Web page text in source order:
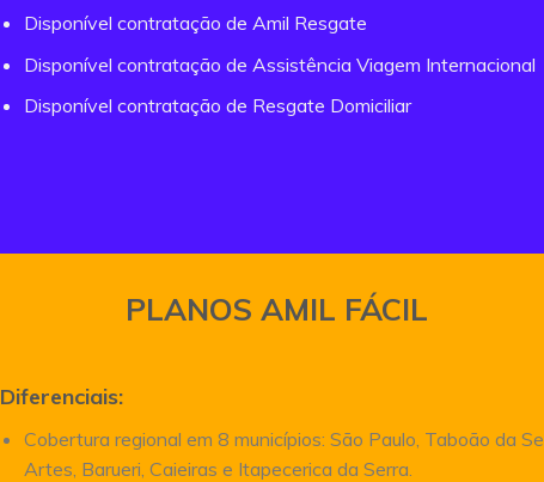
Disponível contratação de Amil Resgate
Disponível contratação de Assistência Viagem Internacional
Disponível contratação de Resgate Domiciliar
PLANOS AMIL FÁCIL
Diferenciais:
Cobertura regional em 8 municípios: São Paulo, Taboão da
Artes, Barueri, Caieiras e Itapecerica da Serra.